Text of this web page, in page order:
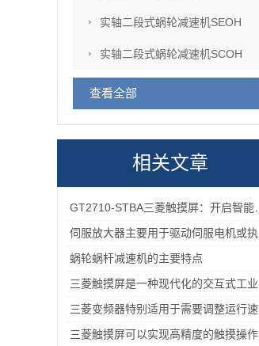
实轴二段式蜗轮减速机SEOH
实轴二段式蜗轮减速机SCOH
查看全部
相关文章
蜗轮蜗杆减速机的主要特点
三菱触摸屏可以实现高精度的触摸操作